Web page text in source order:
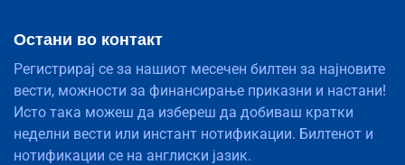
Остани во контакт
Регистрирај се за нашиот месечен билтен за најновите
вести, можности за финансирање приказни и настани!
Исто така можеш да избереш да добиваш кратки
неделни вести или инстант нотификации. Билтенот и
нотификации се на англиски јазик.